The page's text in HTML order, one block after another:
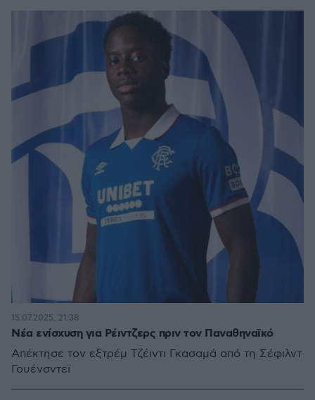
Νέα ενίσχυση για Ρέιντζερς πριν τον Παναθηναϊκό
Απέκτησε τον εξτρέμ Τζέιντι Γκασαμά από τη Σέφιλντ
Γουένσντεϊ
15.07.2025, 21:38